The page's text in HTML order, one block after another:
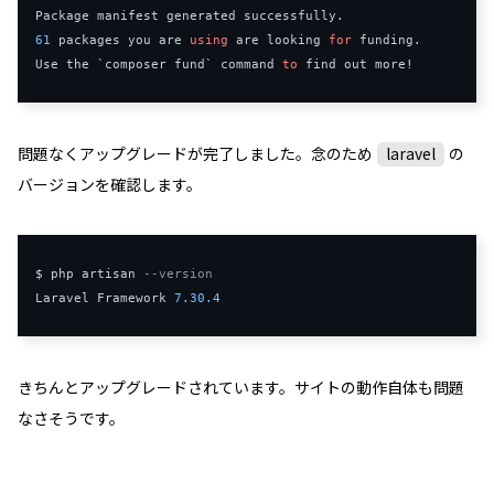
Package manifest generated successfully .
61
packages you are using are looking for funding .
Use the `composer fund` command to find out more !
問題なくアップグレードが完了しました。念のため laravel
の
バージョンを確認します。
$ php artisan --version
Laravel
Framework 7.30 . 4
きちんとアップグレードされています。サイトの動作自体も問題
なさそうです。